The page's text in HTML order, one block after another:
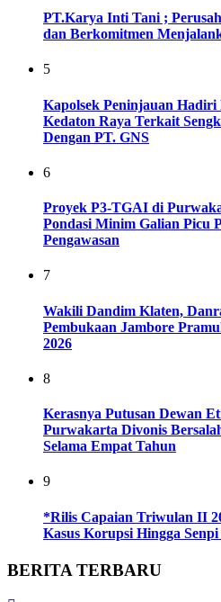
PT.Karya Inti Tani ;
dan Berkomitmen
5
Kapolsek Peninjauan
Kedaton Raya Terkait
Dengan PT. GNS
6
Proyek P3-TGAI di
Pondasi Minim Galian Picu
Pengawasan
7
Wakili Dandim Klaten,
Pembukaan Jambore
2026
8
Kerasnya Putusan Dewan
Purwakarta Divonis
Selama Empat Tahun
9
*Rilis Capaian Triwulan II
Kasus Korupsi Hingga
BERITA TERBARU